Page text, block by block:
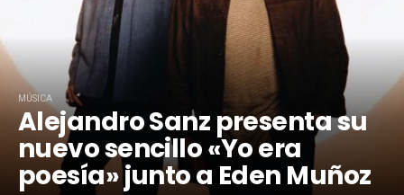
MÚSICA
Alejandro Sanz presenta su
nuevo sencillo «Yo era
poesía» junto a Eden Muñoz